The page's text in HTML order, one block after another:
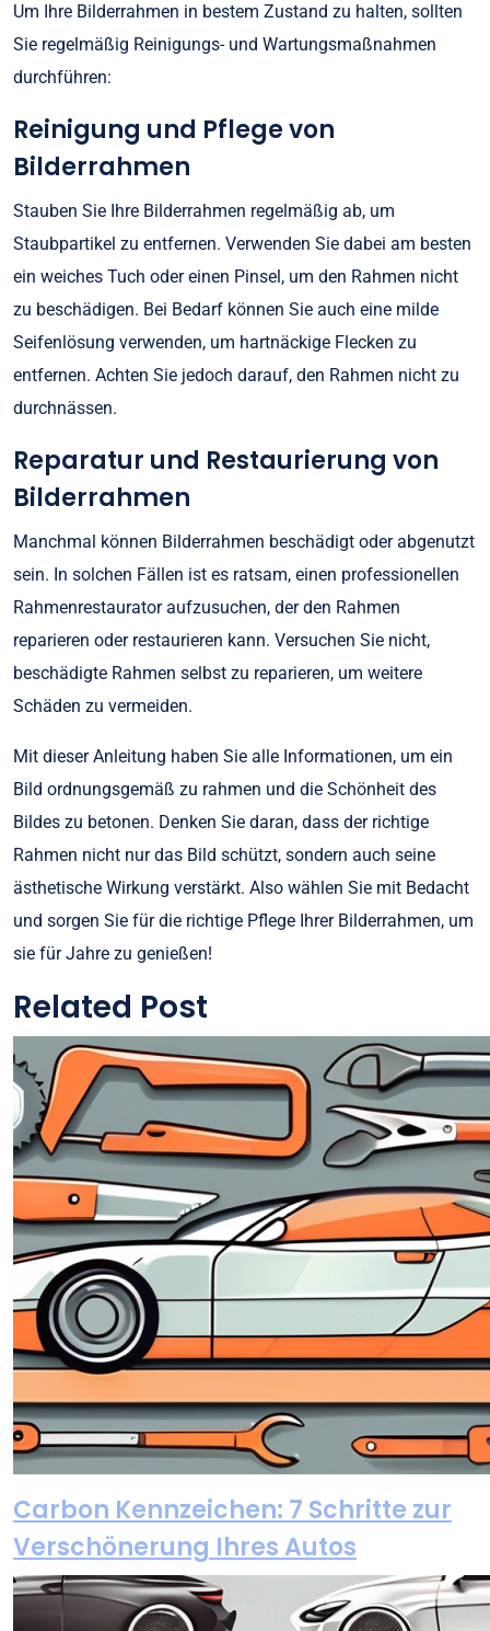
Um Ihre Bilderrahmen in bestem Zustand zu halten, sollten
Sie regelmäßig Reinigungs- und Wartungsmaßnahmen
durchführen:
Reinigung und Pflege von
Bilderrahmen
Stauben Sie Ihre Bilderrahmen regelmäßig ab, um
Staubpartikel zu entfernen. Verwenden Sie dabei am besten
ein weiches Tuch oder einen Pinsel, um den Rahmen nicht
zu beschädigen. Bei Bedarf können Sie auch eine milde
Seifenlösung verwenden, um hartnäckige Flecken zu
entfernen. Achten Sie jedoch darauf, den Rahmen nicht zu
durchnässen.
Reparatur und Restaurierung von
Bilderrahmen
Manchmal können Bilderrahmen beschädigt oder abgenutzt
sein. In solchen Fällen ist es ratsam, einen professionellen
Rahmenrestaurator aufzusuchen, der den Rahmen
reparieren oder restaurieren kann. Versuchen Sie nicht,
beschädigte Rahmen selbst zu reparieren, um weitere
Schäden zu vermeiden.
Mit dieser Anleitung haben Sie alle Informationen, um ein
Bild ordnungsgemäß zu rahmen und die Schönheit des
Bildes zu betonen. Denken Sie daran, dass der richtige
Rahmen nicht nur das Bild schützt, sondern auch seine
ästhetische Wirkung verstärkt. Also wählen Sie mit Bedacht
und sorgen Sie für die richtige Pflege Ihrer Bilderrahmen, um
sie für Jahre zu genießen!
Related Post
Carbon Kennzeichen: 7 Schritte zur
Verschönerung Ihres Autos